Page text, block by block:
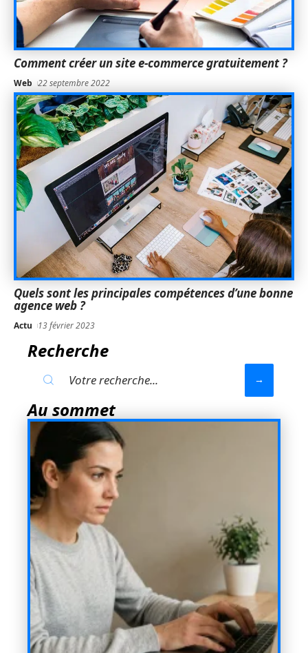
Comment créer un site e-commerce gratuitement ?
Web 22 septembre 2022
Quels sont les principales compétences d’une bonne
agence web ?
Actu 13 février 2023
Recherche
Au sommet